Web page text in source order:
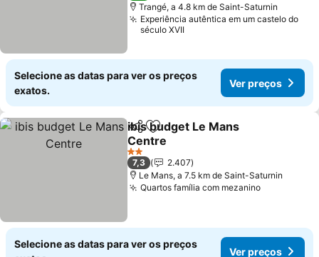
Trangé, a 4.8 km de Saint-Saturnin
Experiência autêntica em um castelo do
século XVII
Selecione as datas para ver os preços
exatos.
Ver preços
PartilharAdicionar aos favoritos
ibis budget Le Mans
Centre
Ver preços
2 Estrelas
7,3
2.407
Le Mans, a 7.5 km de Saint-Saturnin
Quartos família com mezaninoVer preços
Selecione as datas para ver os preços
Ver preços